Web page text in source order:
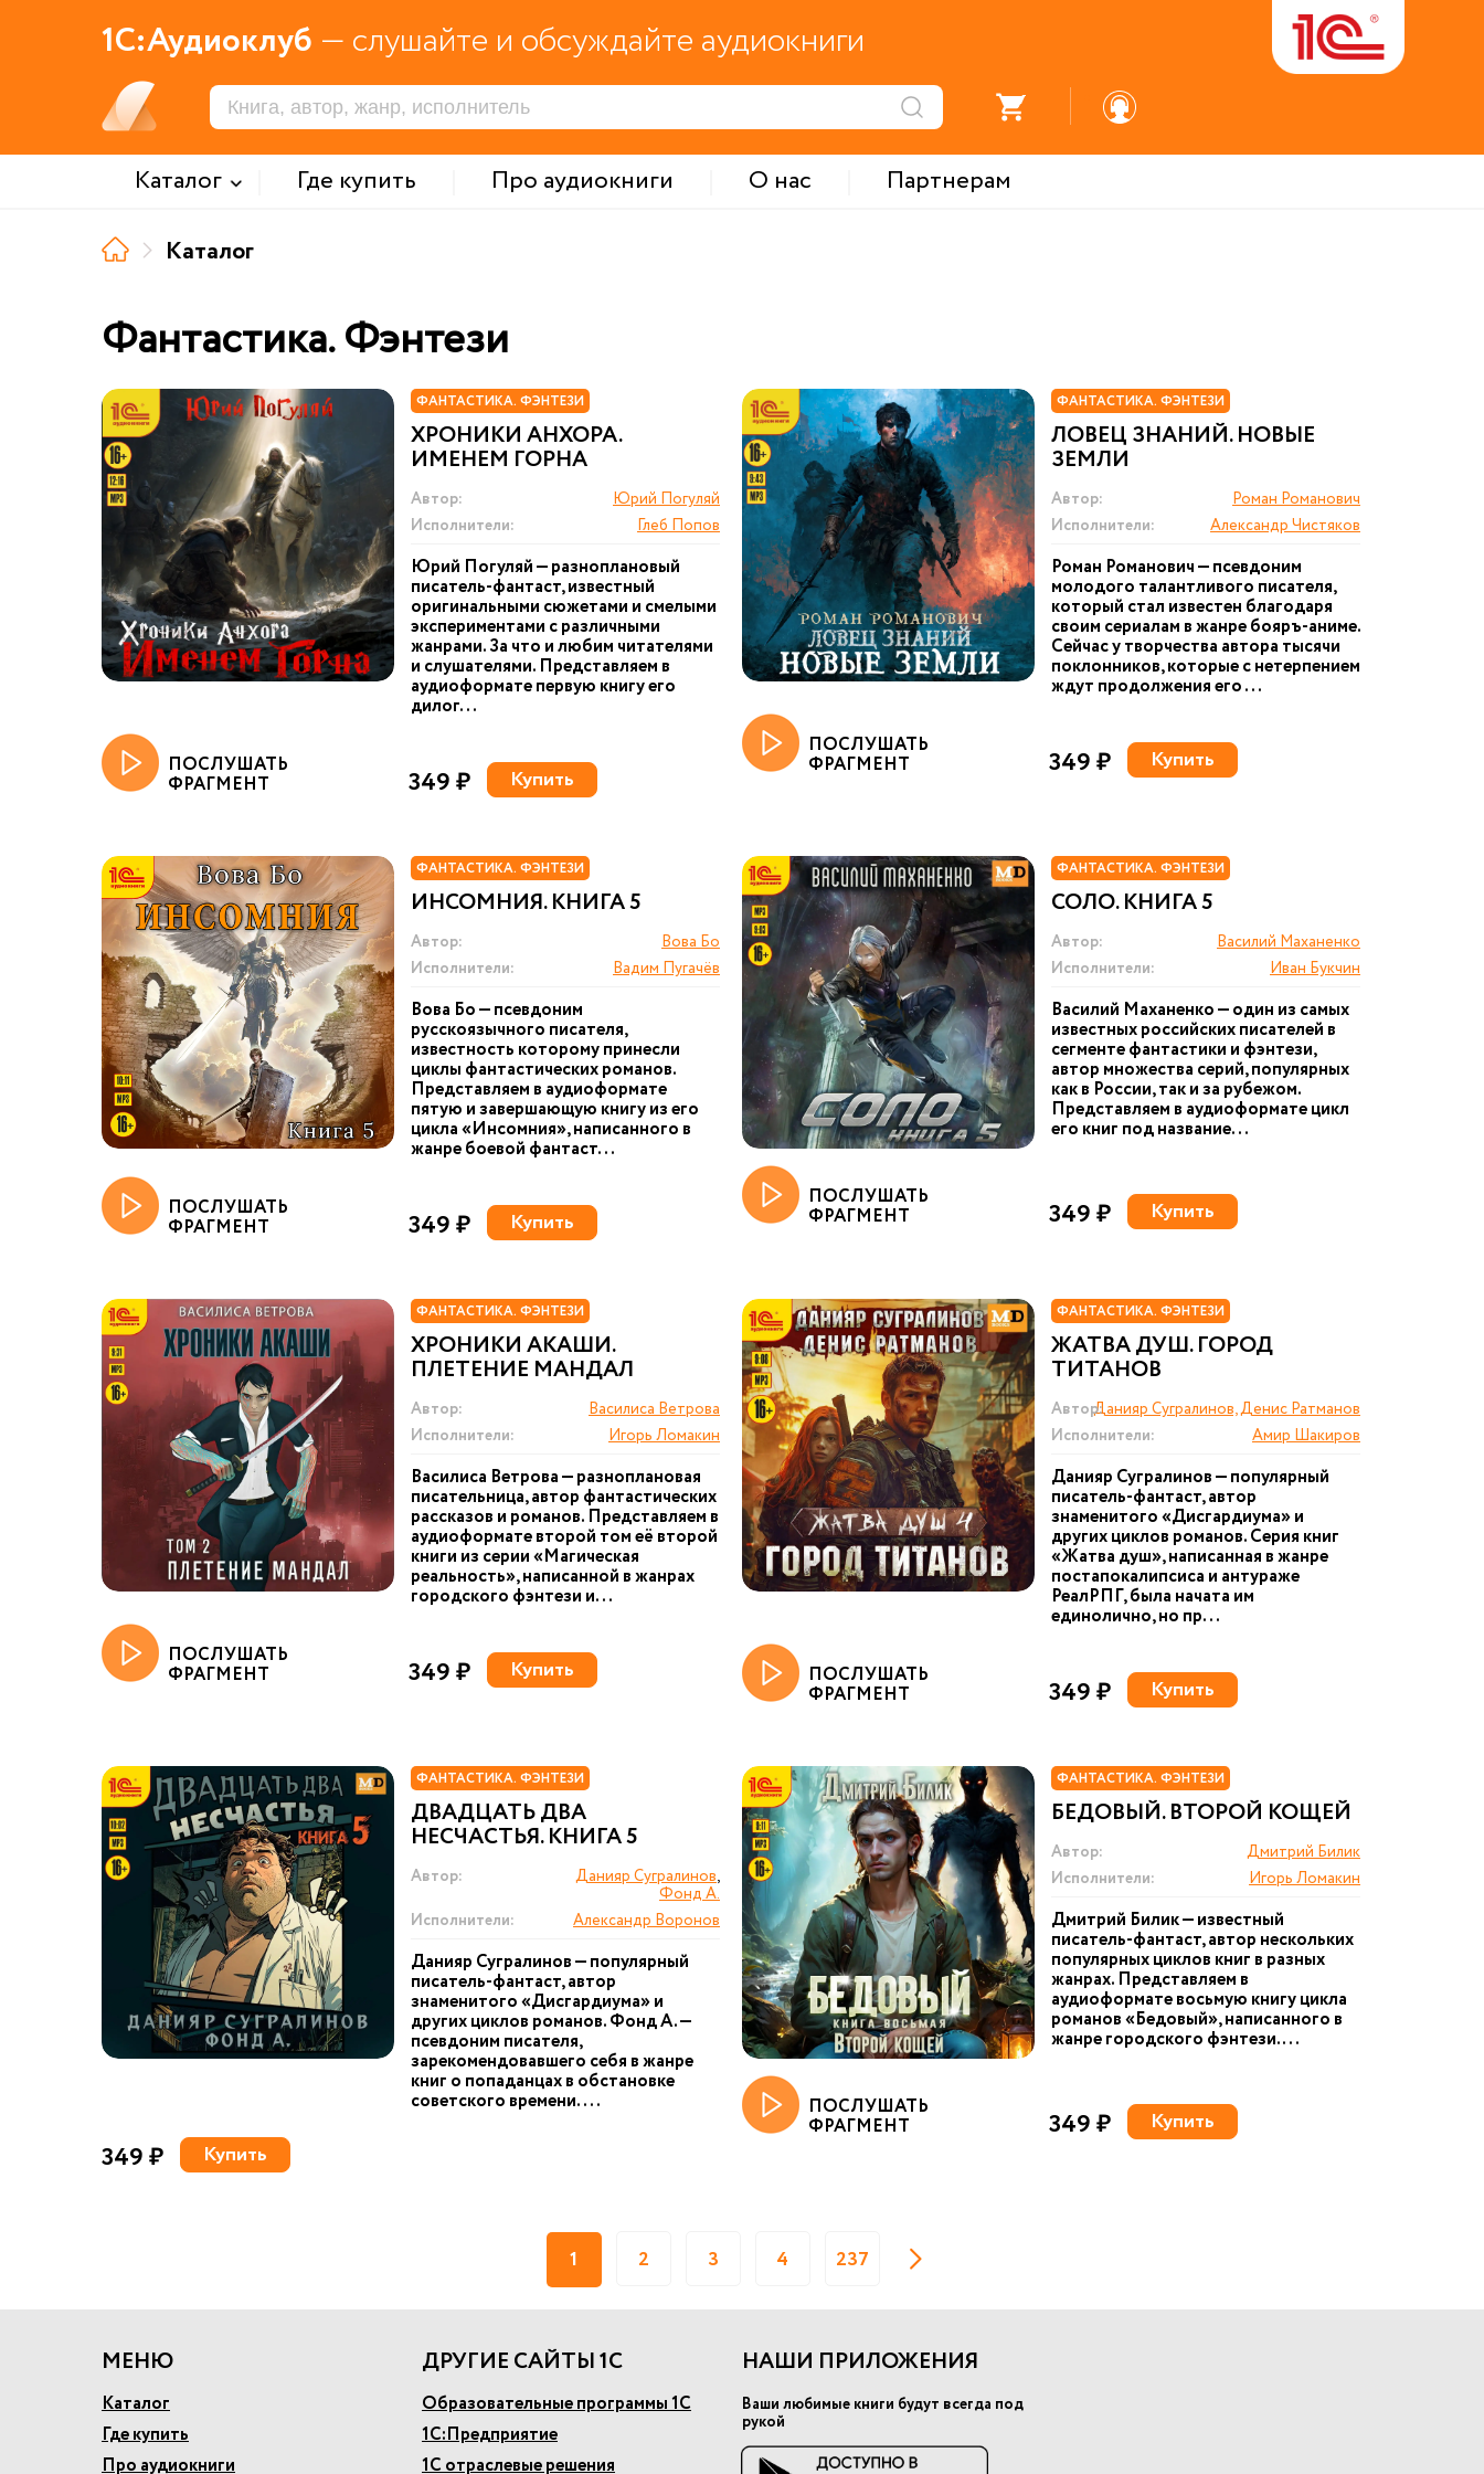
1С:Аудиоклуб — слушайте и обсуждайте аудиокниги
Каталог Где купить Про аудиокниги О нас
Партнерам
Каталог
Фантастика. Фэнтези
ФАНТАСТИКА. ФЭНТЕЗИ
ХРОНИКИ АНХОРА.
ИМЕНЕМ ГОРНА
Автор:
Юрий Погуляй
Исполнители:
Глеб Попов
Юрий Погуляй — разноплановый
писатель-фантаст, известный
оригинальными сюжетами и смелыми
экспериментами с различными
жанрами. За что и любим читателями
и слушателями. Представляем в
аудиоформате первую книгу его
дилог...
ПОСЛУШАТЬ
ФРАГМЕНТ 349 ₽ Купить
ФАНТАСТИКА. ФЭНТЕЗИ
ЛОВЕЦ ЗНАНИЙ. НОВЫЕ
ЗЕМЛИ
Автор:
Роман Романович
Исполнители:
Александр Чистяков
Роман Романович — псевдоним
молодого талантливого писателя,
который стал известен благодаря
своим сериалам в жанре бояръ-аниме.
Сейчас у творчества автора тысячи
поклонников, которые с нетерпением
ждут продолжения его ...
ПОСЛУШАТЬ
ФРАГМЕНТ 349 ₽ Купить
ФАНТАСТИКА. ФЭНТЕЗИ
ИНСОМНИЯ. КНИГА 5
Автор:
Вова Бо
Исполнители:
Вадим Пугачёв
Вова Бо — псевдоним
русскоязычного писателя,
известность которому принесли
циклы фантастических романов.
Представляем в аудиоформате
пятую и завершающую книгу из его
цикла «Инсомния», написанного в
жанре боевой фантаст...
ПОСЛУШАТЬ
ФРАГМЕНТ 349 ₽ Купить
ФАНТАСТИКА. ФЭНТЕЗИ
СОЛО. КНИГА 5
Автор:
Василий Маханенко
Исполнители:
Иван Букчин
Василий Маханенко — один из самых
известных российских писателей в
сегменте фантастики и фэнтези,
автор множества серий, популярных
как в России, так и за рубежом.
Представляем в аудиоформате цикл
его книг под название...
ПОСЛУШАТЬ
ФРАГМЕНТ 349 ₽ Купить
ФАНТАСТИКА. ФЭНТЕЗИ
ХРОНИКИ АКАШИ.
ПЛЕТЕНИЕ МАНДАЛ
Автор:
Василиса Ветрова
Исполнители:
Игорь Ломакин
Василиса Ветрова — разноплановая
писательница, автор фантастических
рассказов и романов. Представляем в
аудиоформате второй том её второй
книги из серии «Магическая
реальность», написанной в жанрах
городского фэнтези и...
ПОСЛУШАТЬ
ФРАГМЕНТ 349 ₽ Купить
ФАНТАСТИКА. ФЭНТЕЗИ
ЖАТВА ДУШ. ГОРОД
ТИТАНОВ
Автор:Данияр Сугралинов, Денис Ратманов
Исполнители:
Амир Шакиров
Данияр Сугралинов — популярный
писатель-фантаст, автор
знаменитого «Дисгардиума» и
других циклов романов. Серия книг
«Жатва душ», написанная в жанре
постапокалипсиса и антураже
РеалРПГ, была начата им
единолично, но пр...
ПОСЛУШАТЬ
ФРАГМЕНТ 349 ₽ Купить
ФАНТАСТИКА. ФЭНТЕЗИ
ДВАДЦАТЬ ДВА
НЕСЧАСТЬЯ. КНИГА 5
Автор: Данияр Сугралинов,
Фонд А.
Исполнители:
Александр Воронов
Данияр Сугралинов — популярный
писатель-фантаст, автор
знаменитого «Дисгардиума» и
других циклов романов. Фонд А. —
псевдоним писателя,
зарекомендовавшего себя в жанре
книг о попаданцах в обстановке
советского времени....
349 ₽ Купить
ФАНТАСТИКА. ФЭНТЕЗИ
БЕДОВЫЙ. ВТОРОЙ КОЩЕЙ
Автор:
Дмитрий Билик
Исполнители:
Игорь Ломакин
Дмитрий Билик — известный
писатель-фантаст, автор нескольких
популярных циклов книг в разных
жанрах. Представляем в
аудиоформате восьмую книгу цикла
романов «Бедовый», написанного в
жанре городского фэнтези. ...
ПОСЛУШАТЬ
ФРАГМЕНТ 349 ₽ Купить
1 2 3 4 237
МЕНЮ
Каталог
Где купить
Про аудиокниги
ДРУГИЕ САЙТЫ 1С
Образовательные программы 1С
1С:Предприятие
1С отраслевые решения
НАШИ ПРИЛОЖЕНИЯ
Ваши любимые книги будут всегда под
рукой